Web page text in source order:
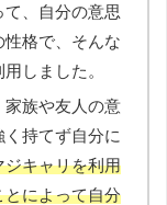
、自分の意思
格で、そんな
しました。
家族や友人の意
持てず自分に
ジキャリを利用
によって自分